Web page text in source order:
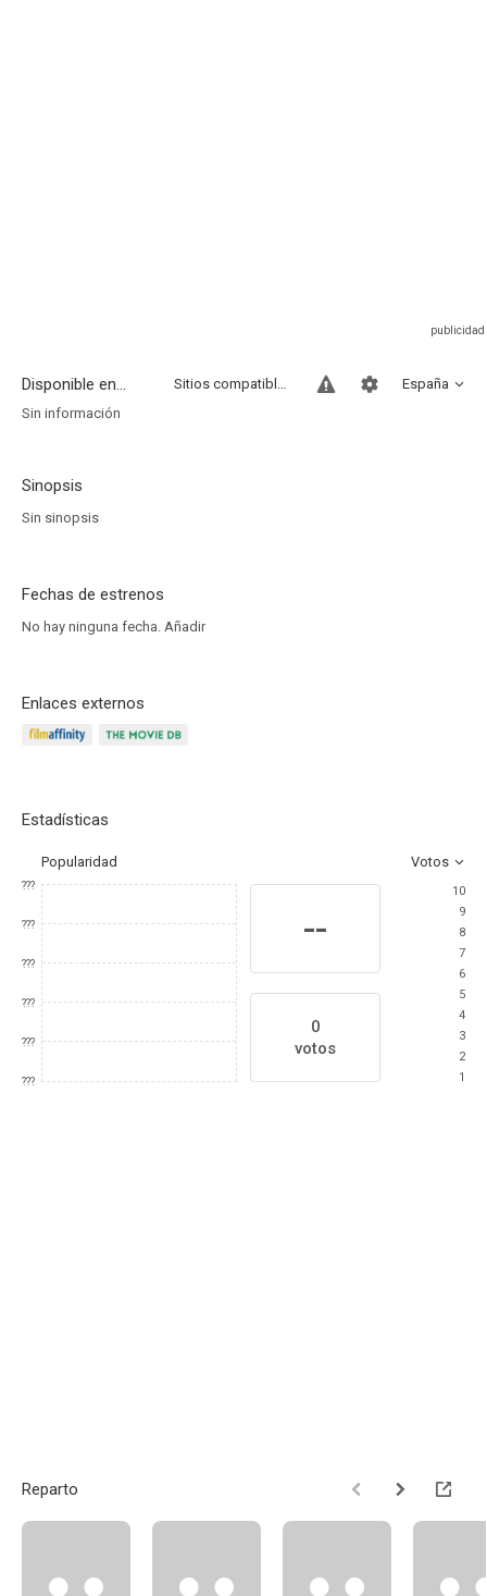
Disponible en... España
Sitios compatibles
Sin información
Sinopsis
Sin sinopsis
Fechas de estrenos
No hay ninguna fecha. Añadir
Enlaces externos
Estadísticas
Popularidad Votos
???
???
???
???
???
???
--
0
votos
10
9
8
7
6
5
4
3
2
1
Reparto